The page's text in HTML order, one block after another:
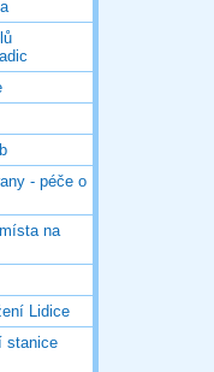
- péče o
na
Lidice
stanice